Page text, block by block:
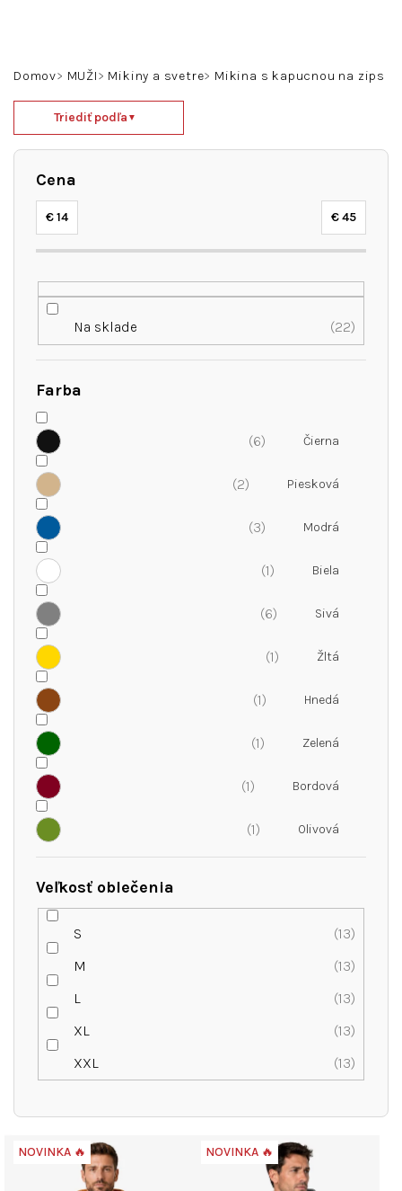
Domov MUŽI Mikiny a svetre Mikina s kapucnou na zips
a
d
Triediť podľa ▼
Cena
€14 €45
Na sklade 22
Farba
6
2
3
1
6
1
1
1
1
1
Veľkosť oblečenia
S
13
M
13
L
13
XL
13
XXL
13
V
ý
NOVINKA 🔥 NOVINKA 🔥